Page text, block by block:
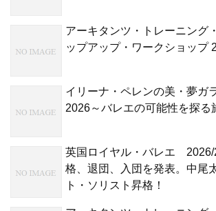
アーキタンツ・トレーニング
ップアップ・ワークショップ
イリーナ・ペレンの美・夢ガ
2026～バレエの可能性を探る
英国ロイヤル・バレエ
格、退団、入団を発表。中尾
ト・ソリスト昇格！